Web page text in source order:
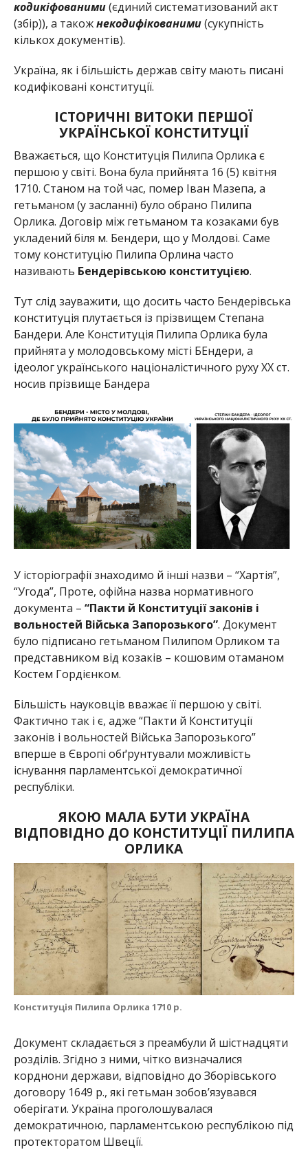
кодикіфованими(єдиний систематизований акт
(збір)), а такожнекодифікованими (сукупність
кількох документів).
Україна, як і більшість держав світу мають писані
кодифіковані конституції.
ІСТОРИЧНІ ВИТОКИ ПЕРШОЇ
УКРАЇНСЬКОЇ КОНСТИТУЦІЇ
Вважається, що Конституція Пилипа Орлика є
першою у світі. Вона була прийнята 16 (5) квітня
1710. Станом на той час, помер Іван Мазепа, а
гетьманом (у засланні) було обрано Пилипа
Орлика. Договір між гетьманом та козаками був
укладений біля м. Бендери, що у Молдові. Саме
тому конституцію Пилипа Орлина часто
називають Бендерівською конституцією.
Тут слід зауважити, що досить часто Бендерівська
конституція плутається із прізвищем Степана
Бандери. Але Конституція Пилипа Орлика була
прийнята у молодовському місті БЕндери, а
ідеолог українського націоналістичного руху ХХ ст.
носив прізвище Бандера
У історіографії знаходимо й інші назви – “Хартія”,
“Угода”, Проте, офійна назва нормативного
документа – “Пакти й Конституції законів і
вольностей Війська Запорозького”. Документ
було підписано гетьманом Пилипом Орликом та
представником від козаків – кошовим отаманом
Костем Гордієнком.
Більшість науковців вважає її першою у світі.
Фактично так і є, адже “Пакти й Конституції
законів і вольностей Війська Запорозького”
вперше в Європі обґрунтували можливість
існування парламентської демократичної
республіки.
ЯКОЮ МАЛА БУТИ УКРАЇНА
ВІДПОВІДНО ДО КОНСТИТУЦІЇ ПИЛИПА
ОРЛИКА
Конституція Пилипа Орлика 1710 р.
Документ складається з преамбули й шістнадцяти
розділів. Згідно з ними, чітко визначалися
корднони держави, відповідно до Зборівського
договору 1649 р., які гетьман зобов’язувався
оберігати. Україна проголошувалася
демократичною, парламентською республікою під
протекторатом Швеції.